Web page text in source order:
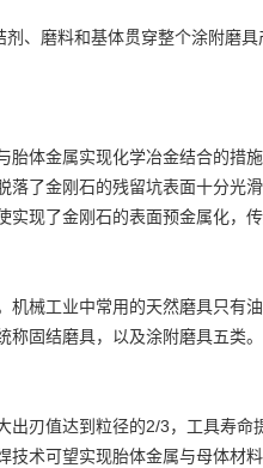
、磨料和基体贯穿整个涂附磨具
体金属实现化学冶金结合的措
落了金刚石的残留坑表面十分光滑
现了金刚石的表面预金属化，
机械工业中常用的天然磨具只有
固结磨具，以及涂附磨具五类。
出刃值达到粒径的2/3，工具寿
术可望实现胎体金属与母体材